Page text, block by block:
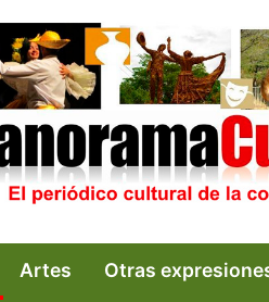
Artes Otras